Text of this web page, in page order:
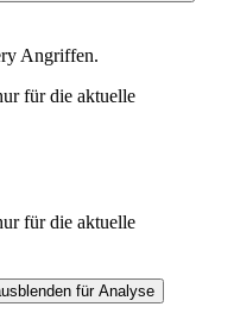
Angriffen.
für die aktuelle
für die aktuelle
für Analyse